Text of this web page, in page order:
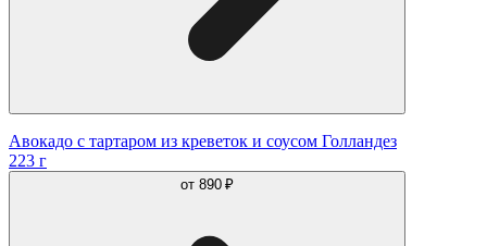
Авокадо с тартаром из креветок и соусом Голландез
223 г
от 890 ₽